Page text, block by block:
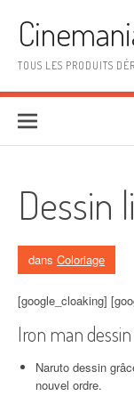
TOUS LES PRODUITS
Dessin
dans Coloriage
[google_cloaking]
Iron man dessin
Naruto dessin
nouvel ordre.